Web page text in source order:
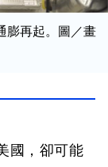
膨再起。圖／畫
國，卻可能